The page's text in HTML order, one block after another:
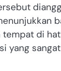
di
yang